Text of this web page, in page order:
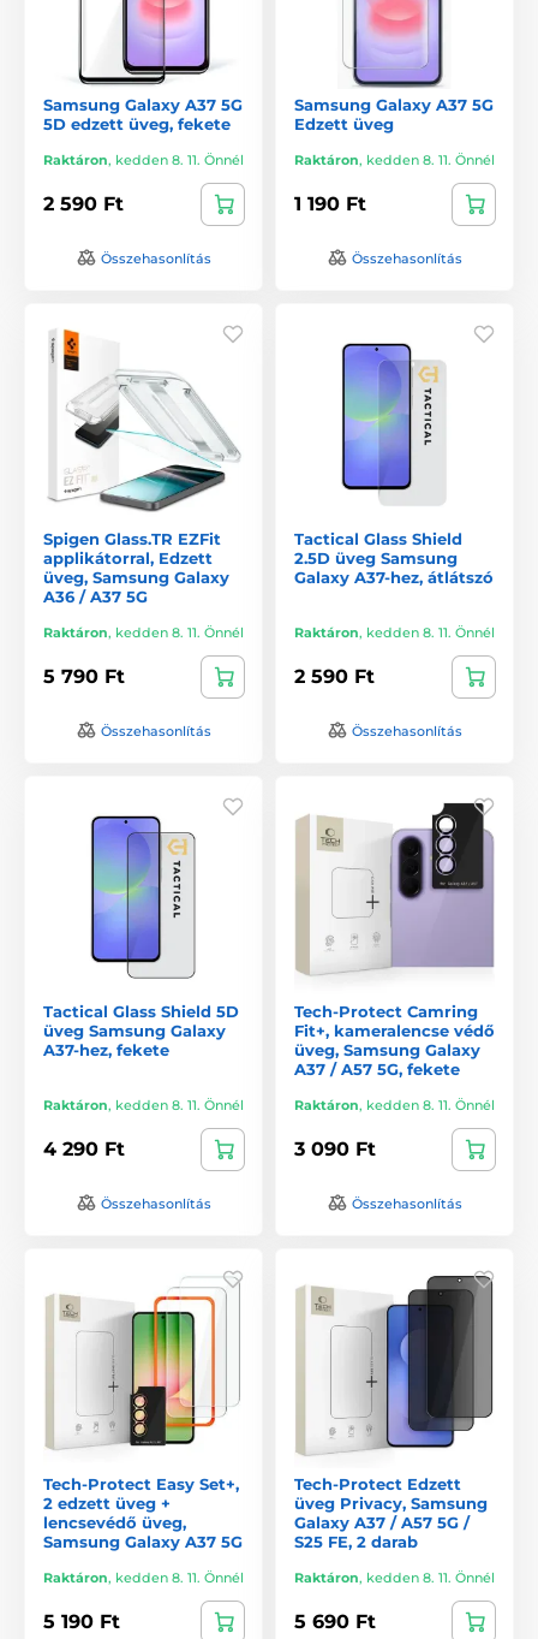
Samsung Galaxy A37 5G
5D edzett üveg, fekete
Raktáron, kedden 8. 11. Önnél
2 590 Ft
Összehasonlítás
Samsung Galaxy A37 5G
Edzett üveg
Raktáron, kedden 8. 11. Önnél
1 190 Ft
Összehasonlítás
Spigen Glass.TR EZFit
applikátorral, Edzett
üveg, Samsung Galaxy
A36 / A37 5G
Raktáron, kedden 8. 11. Önnél
5 790 Ft
Összehasonlítás
Tactical Glass Shield
2.5D üveg Samsung
Galaxy A37-hez, átlátszó
Raktáron, kedden 8. 11. Önnél
2 590 Ft
Összehasonlítás
Tactical Glass Shield 5D
üveg Samsung Galaxy
A37-hez, fekete
Raktáron, kedden 8. 11. Önnél
4 290 Ft
Összehasonlítás
Tech-Protect Camring
Fit+, kameralencse védő
üveg, Samsung Galaxy
A37 / A57 5G, fekete
Raktáron, kedden 8. 11. Önnél
3 090 Ft
Összehasonlítás
Tech-Protect Easy Set+,
2 edzett üveg +
lencsevédő üveg,
Samsung Galaxy A37 5G
Raktáron, kedden 8. 11. Önnél
5 190 Ft
Tech-Protect Edzett
üveg Privacy, Samsung
Galaxy A37 / A57 5G /
S25 FE, 2 darab
Raktáron, kedden 8. 11. Önnél
5 690 Ft